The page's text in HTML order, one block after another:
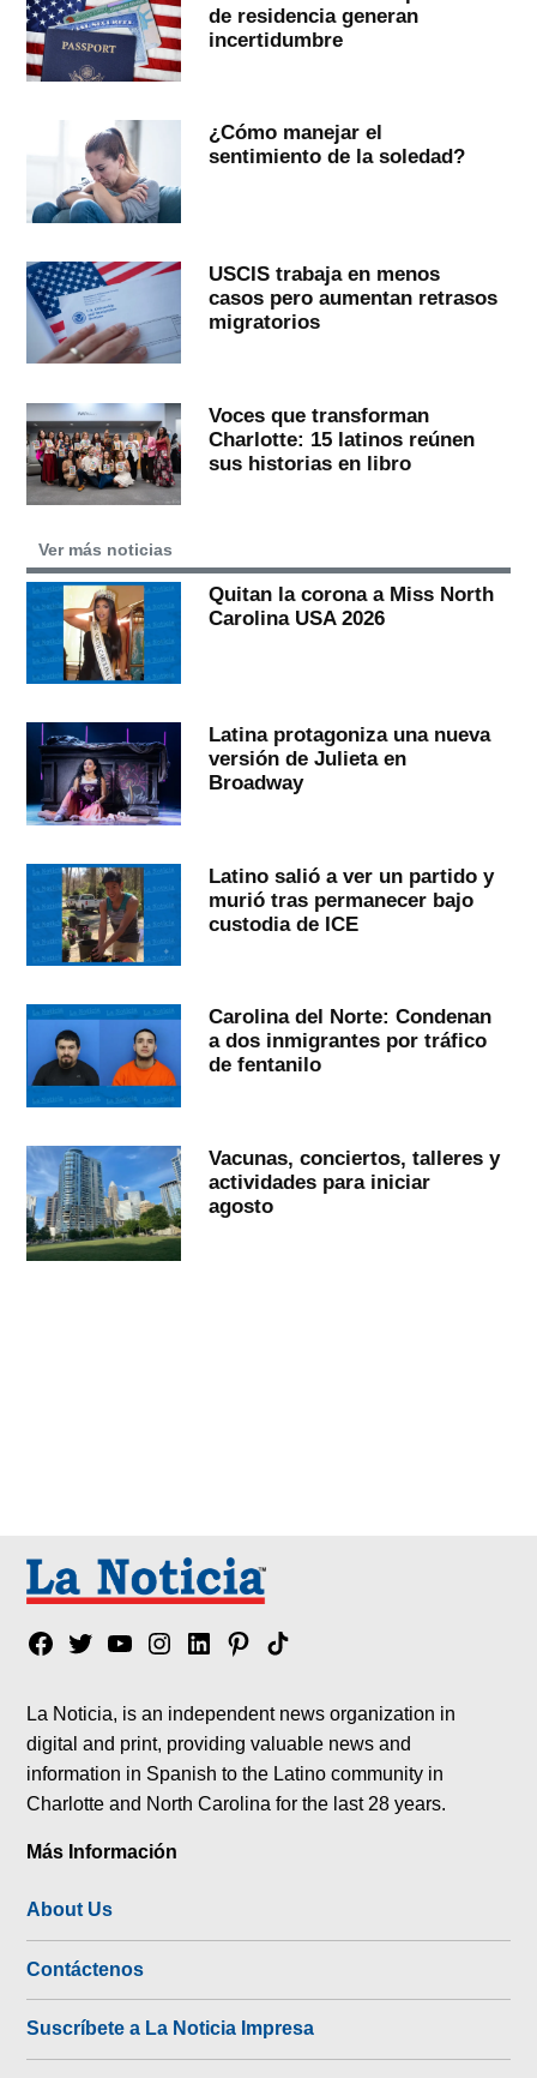
de residencia generan
incertidumbre
¿Cómo manejar el
sentimiento de la soledad?
USCIS trabaja en menos
casos pero aumentan retrasos
migratorios
Voces que transforman
Charlotte: 15 latinos reúnen
sus historias en libro
Ver más noticias
Quitan la corona a Miss North
Carolina USA 2026
Latina protagoniza una nueva
versión de Julieta en
Broadway
Latino salió a ver un partido y
murió tras permanecer bajo
custodia de ICE
Carolina del Norte: Condenan
a dos inmigrantes por tráfico
de fentanilo
Vacunas, conciertos, talleres y
actividades para iniciar
agosto
Facebook
TwitterYouTubeInstagram
LinkedinPinterest
Tik
La Noticia, is an independent news organization in
digital and print, providing valuable news and
information in Spanish to the Latino community in
Charlotte and North Carolina for the last 28 years.
Más Información
About Us
Contáctenos
Suscríbete a La Noticia Impresa